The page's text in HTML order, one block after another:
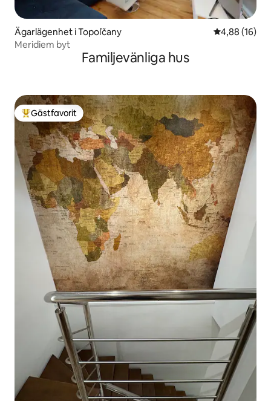
Ägarlägenhet i Topoľčany 4,88 av 5 i
4,88 (16)
Meridiem byt
Familjevänliga hus
Populär gästfavorit
Gästfavorit